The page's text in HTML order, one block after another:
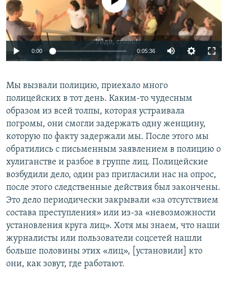
0:00 0:05:36
Мы вызвали полицию, приехало много
полицейских в тот день. Каким-то чудесным
образом из всей толпы, которая устраивала
погромы, они смогли задержать одну женщину,
которую по факту задержали мы. После этого мы
обратились с письменным заявлением в полицию о
хулиганстве и разбое в группе лиц. Полицейские
возбудили дело, один раз пригласили нас на опрос,
после этого следственные действия был закончены.
Это дело периодически закрывали «за отсутствием
состава преступления» или из-за «невозможности
установления круга лиц». Хотя мы знаем, что наши
журналисты или пользователи соцсетей нашли
больше половины этих «лиц», [установили] кто
они, как зовут, где работают.